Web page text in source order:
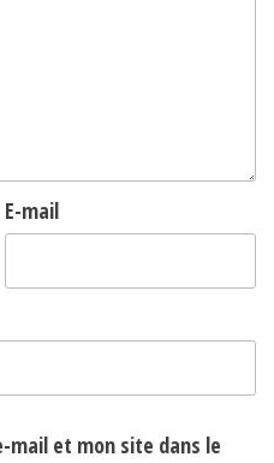
E-mail
mail et mon site dans le